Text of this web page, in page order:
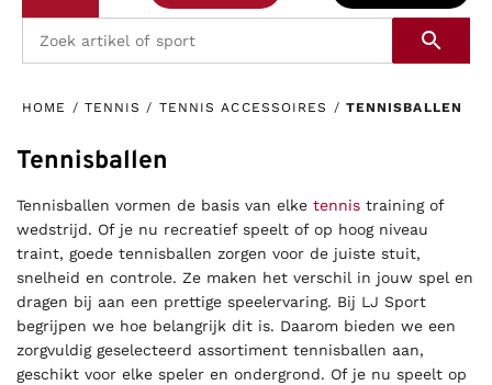
HOME / TENNIS / TENNIS ACCESSOIRES / TENNISBALLEN
Tennisballen
Tennisballen vormen de basis van elke tennis training of
wedstrijd. Of je nu recreatief speelt of op hoog niveau
traint, goede tennisballen zorgen voor de juiste stuit,
snelheid en controle. Ze maken het verschil in jouw spel en
dragen bij aan een prettige speelervaring. Bij LJ Sport
begrijpen we hoe belangrijk dit is. Daarom bieden we een
zorgvuldig geselecteerd assortiment tennisballen aan,
geschikt voor elke speler en ondergrond. Of je nu speelt op